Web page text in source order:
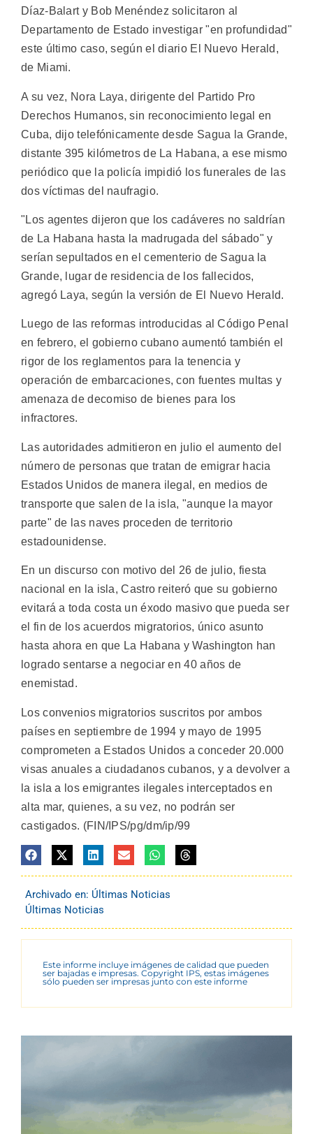
Díaz-Balart y Bob Menéndez solicitaron al
Departamento de Estado investigar "en profundidad"
este último caso, según el diario El Nuevo Herald,
de Miami.
A su vez, Nora Laya, dirigente del Partido Pro
Derechos Humanos, sin reconocimiento legal en
Cuba, dijo telefónicamente desde Sagua la Grande,
distante 395 kilómetros de La Habana, a ese mismo
periódico que la policía impidió los funerales de las
dos víctimas del naufragio.
"Los agentes dijeron que los cadáveres no saldrían
de La Habana hasta la madrugada del sábado" y
serían sepultados en el cementerio de Sagua la
Grande, lugar de residencia de los fallecidos,
agregó Laya, según la versión de El Nuevo Herald.
Luego de las reformas introducidas al Código Penal
en febrero, el gobierno cubano aumentó también el
rigor de los reglamentos para la tenencia y
operación de embarcaciones, con fuentes multas y
amenaza de decomiso de bienes para los
infractores.
Las autoridades admitieron en julio el aumento del
número de personas que tratan de emigrar hacia
Estados Unidos de manera ilegal, en medios de
transporte que salen de la isla, "aunque la mayor
parte" de las naves proceden de territorio
estadounidense.
En un discurso con motivo del 26 de julio, fiesta
nacional en la isla, Castro reiteró que su gobierno
evitará a toda costa un éxodo masivo que pueda ser
el fin de los acuerdos migratorios, único asunto
hasta ahora en que La Habana y Washington han
logrado sentarse a negociar en 40 años de
enemistad.
Los convenios migratorios suscritos por ambos
países en septiembre de 1994 y mayo de 1995
comprometen a Estados Unidos a conceder 20.000
visas anuales a ciudadanos cubanos, y a devolver a
la isla a los emigrantes ilegales interceptados en
alta mar, quienes, a su vez, no podrán ser
castigados. (FIN/IPS/pg/dm/ip/99
Archivado en: Últimas Noticias
Últimas Noticias
Este informe incluye imágenes de calidad que pueden
ser bajadas e impresas. Copyright IPS, estas imágenes
sólo pueden ser impresas junto con este informe